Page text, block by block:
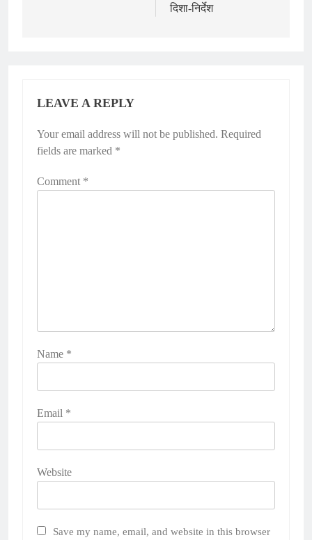
दिशा-निर्देश
LEAVE A REPLY
Your email address will not be published. Required
fields are marked *
Comment *
Name *
Email *
Website
Save my name, email, and website in this browser